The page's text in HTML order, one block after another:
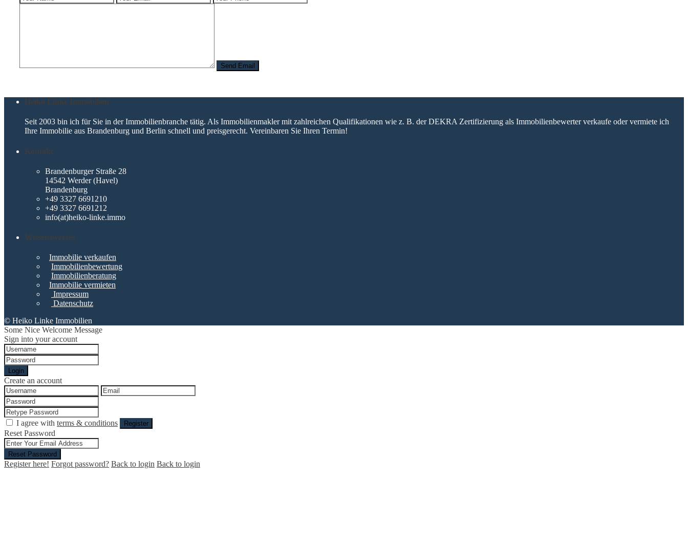
Heiko Linke Immobilien
Seit 2003 bin ich für Sie in der Immobilienbranche tätig. Als Immobilienmakler mit zahlreichen Qualifikationen wie z. B. der DEKRA Zertifizierung als Immobilienbewerter verkaufe oder vermiete ich
Ihre Immobilie aus Brandenburg und Berlin schnell und preisgerecht. Vereinbaren Sie Ihren Termin!
Kontakt
Brandenburger Straße 28
14542 Werder (Havel)
Brandenburg
+49 3327 6691210
+49 3327 6691212
info(at)heiko-linke.immo
Wissenswertes
Immobilie verkaufen
Immobilienbewertung
Immobilienberatung
Immobilie vermieten
Impressum
Datenschutz
© Heiko Linke Immobilien
Some Nice Welcome Message
Sign into your account
Login
Create an account
I agree with terms & conditions Register
Reset Password
Reset Password
Register here! Forgot password? Back to login Back to login